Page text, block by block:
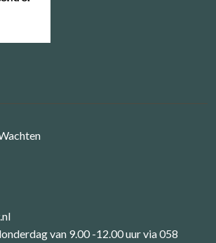
van 9.00 -12.00 uur via 058